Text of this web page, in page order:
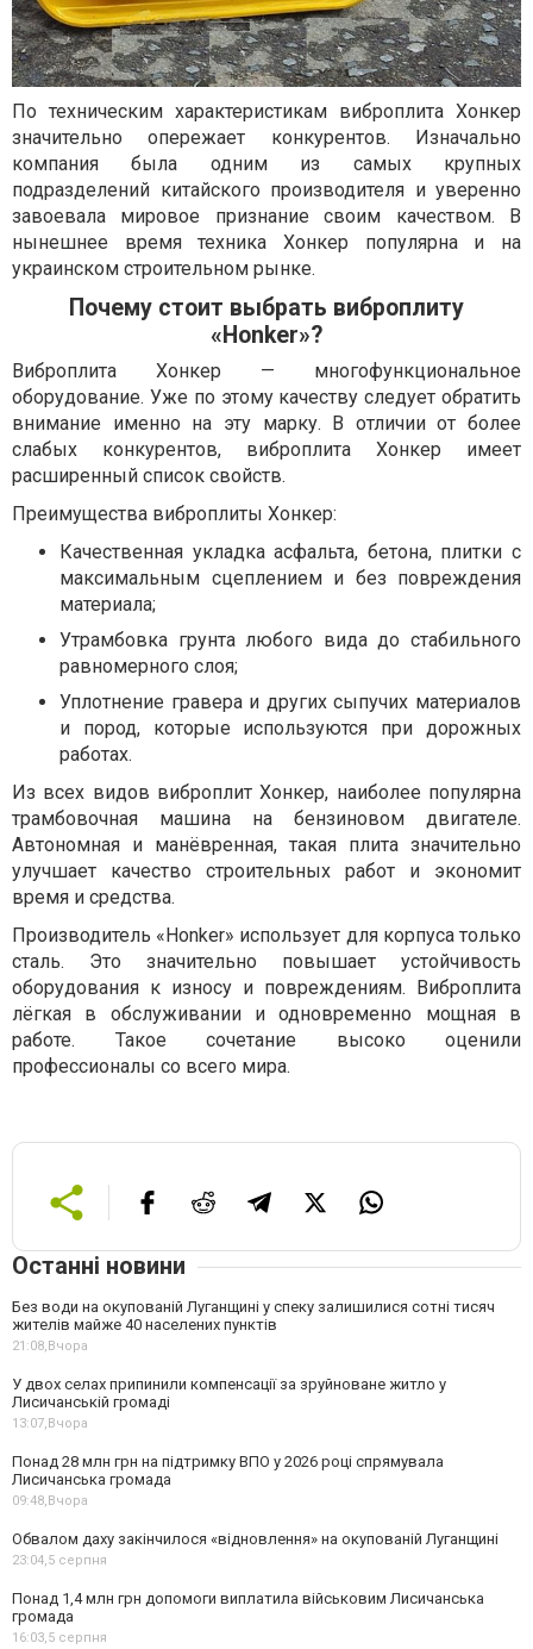
По техническим характеристикам виброплита Хонкер
значительно опережает конкурентов. Изначально
компания была одним из самых крупных
подразделений китайского производителя и уверенно
завоевала мировое признание своим качеством. В
нынешнее время техника Хонкер популярна и на
украинском строительном рынке.
Почему стоит выбрать виброплиту
«Honker»?
Виброплита Хонкер — многофункциональное
оборудование. Уже по этому качеству следует обратить
внимание именно на эту марку. В отличии от более
слабых конкурентов, виброплита Хонкер имеет
расширенный список свойств.
Преимущества виброплиты Хонкер:
Качественная укладка асфальта, бетона, плитки с
максимальным сцеплением и без повреждения
материала;
Утрамбовка грунта любого вида до стабильного
равномерного слоя;
Уплотнение гравера и других сыпучих материалов
и пород, которые используются при дорожных
работах.
Из всех видов виброплит Хонкер, наиболее популярна
трамбовочная машина на бензиновом двигателе.
Автономная и манёвренная, такая плита значительно
улучшает качество строительных работ и экономит
время и средства.
Производитель «Honker» использует для корпуса только
сталь. Это значительно повышает устойчивость
оборудования к износу и повреждениям. Виброплита
лёгкая в обслуживании и одновременно мощная в
работе. Такое сочетание высоко оценили
профессионалы со всего мира.
Останні новини
Без води на окупованій Луганщині у спеку залишилися сотні тисяч
жителів майже 40 населених пунктів
21:08, Вчора
У двох селах припинили компенсації за зруйноване житло у
Лисичанській громаді
13:07, Вчора
Понад 28 млн грн на підтримку ВПО у 2026 році спрямувала
Лисичанська громада
09:48, Вчора
Обвалом даху закінчилося «відновлення» на окупованій Луганщині
23:04,5 серпня
Понад 1,4 млн грн допомоги виплатила військовим Лисичанська
громада
16:03,5 серпня